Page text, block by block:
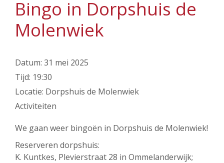
Bingo in Dorpshuis de
Molenwiek
Datum: 31 mei 2025
Tijd: 19:30
Locatie: Dorpshuis de Molenwiek
Activiteiten
We gaan weer bingoën in Dorpshuis de Molenwiek!
Reserveren dorpshuis:
K. Kuntkes, Plevierstraat 28 in Ommelanderwijk;